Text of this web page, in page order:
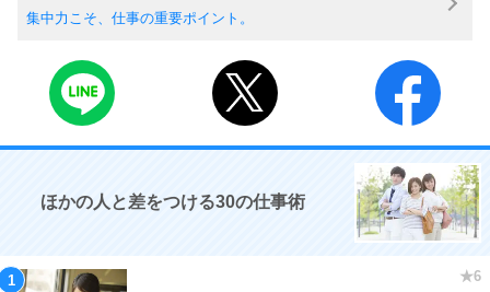
集中力こそ、仕事の重要ポイント。
ほかの人と差をつける30の仕事術